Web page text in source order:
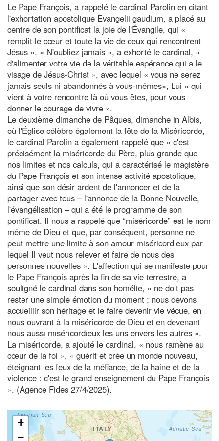
Le Pape François, a rappelé le cardinal Parolin en citant
l'exhortation apostolique Evangelii gaudium, a placé au
centre de son pontificat la joie de l'Évangile, qui «
remplit le cœur et toute la vie de ceux qui rencontrent
Jésus ». « N'oubliez jamais », a exhorté le cardinal, «
d'alimenter votre vie de la véritable espérance qui a le
visage de Jésus-Christ », avec lequel « vous ne serez
jamais seuls ni abandonnés à vous-mêmes», Lui « qui
vient à votre rencontre là où vous êtes, pour vous
donner le courage de vivre ».
Le deuxième dimanche de Pâques, dimanche in Albis,
où l'Église célèbre également la fête de la Miséricorde,
le cardinal Parolin a également rappelé que « c'est
précisément la miséricorde du Père, plus grande que
nos limites et nos calculs, qui a caractérisé le magistère
du Pape François et son intense activité apostolique,
ainsi que son désir ardent de l'annoncer et de la
partager avec tous – l'annonce de la Bonne Nouvelle,
l'évangélisation – qui a été le programme de son
pontificat. Il nous a rappelé que “miséricorde” est le nom
même de Dieu et que, par conséquent, personne ne
peut mettre une limite à son amour miséricordieux par
lequel Il veut nous relever et faire de nous des
personnes nouvelles ». L'affection qui se manifeste pour
le Pape François après la fin de sa vie terrestre, a
souligné le cardinal dans son homélie, « ne doit pas
rester une simple émotion du moment ; nous devons
accueillir son héritage et le faire devenir vie vécue, en
nous ouvrant à la miséricorde de Dieu et en devenant
nous aussi miséricordieux les uns envers les autres ».
La miséricorde, a ajouté le cardinal, « nous ramène au
cœur de la foi », « guérit et crée un monde nouveau,
éteignant les feux de la méfiance, de la haine et de la
violence : c'est le grand enseignement du Pape François
». (Agence Fides 27/4/2025).
+
−